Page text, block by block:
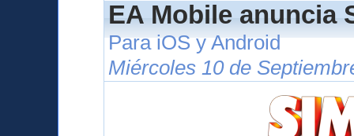
EA Mobile anuncia
Para iOS y Android
Miércoles 10 de